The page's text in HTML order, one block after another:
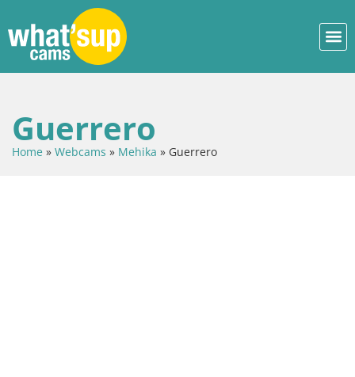
Guerrero
Home » Webcams » Mehika » Guerrero